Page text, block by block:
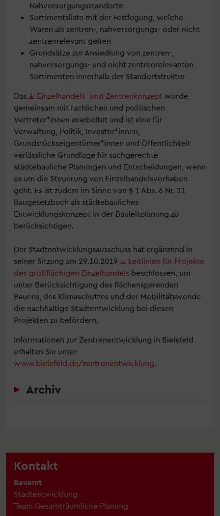
Nahversorgungsstandorte
Sortimentsliste mit der Festlegung, welche
Waren als zentren-, nahversorgungs- oder nicht
zentrenrelevant gelten
Grundsätze zur Ansiedlung von zentren-,
nahversorgungs- und nicht zentrenrelevanten
Sortimenten innerhalb der Standortstruktur
Das Einzelhandels- und Zentrenkonzeptwurde
gemeinsam mit fachlichen und politischen
Vertreter*innen erarbeitet und ist eine für
Verwaltung, Politik, Investor*innen,
Grundstückseigentümer*innen und Öffentlichkeit
verlässliche Grundlage für sachgerechte
städtebauliche Planungen und Entscheidungen, wenn
es um die Steuerung von Einzelhandelsvorhaben
geht. Es ist zudem im Sinne von § 1 Abs. 6 Nr. 11
Baugesetzbuch als städtebauliches
Entwicklungskonzept in der Bauleitplanung zu
berücksichtigen.
Der Stadtentwicklungsausschuss hat ergänzend in
seiner Sitzung am 29.10.2019
Leitlinien für Projekte
des großflächigen Einzelhandels beschlossen, um
unter Berücksichtigung des flächensparenden
Bauens, des Klimaschutzes und der Mobilitätswende
die nachhaltige Stadtentwicklung bei diesen
Projekten zu befördern.
Informationen zur Zentrenentwicklung in Bielefeld
erhalten Sie unter
www.bielefeld.de/zentrenentwicklung.
Archiv
Kontakt
Bauamt
Stadtentwicklung
Team Gesamträumliche Planung